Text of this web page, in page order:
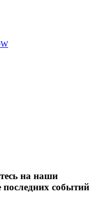
на наши
событий